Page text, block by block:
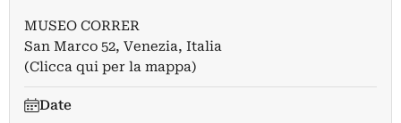
MUSEO CORRER
San Marco 52, Venezia, Italia
(Clicca qui per la mappa)
Date